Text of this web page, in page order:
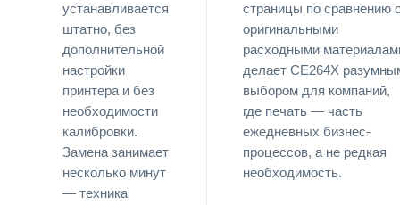
устанавливается
штатно, без
дополнительной
настройки
принтера и без
необходимости
калибровки.
Замена занимает
несколько минут
— техника
страницы по сравнению
оригинальными
расходными
делает CE264X
выбором для компаний,
где печать — часть
ежедневных бизнес-
процессов, а не редкая
необходимость.